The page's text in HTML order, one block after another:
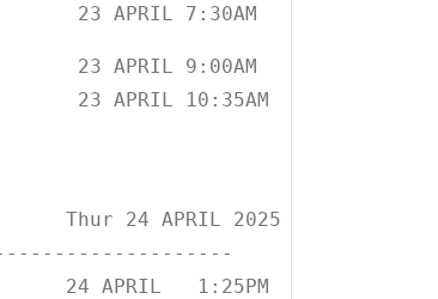
23 APRIL 7:30AM
23 APRIL 9:00AM
23 APRIL 10:35AM
24 APRIL 2025
-----------------
24 APRIL   1:25PM